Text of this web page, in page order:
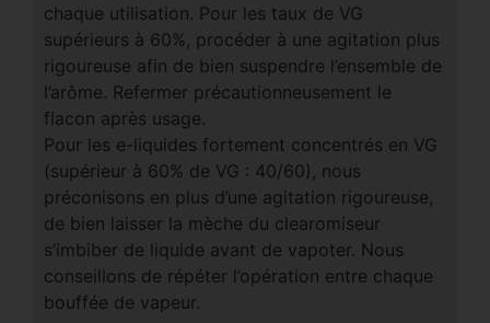
chaque utilisation. Pour les taux de VG
supérieurs à 60%, procéder à une agitation plus
rigoureuse afin de bien suspendre l’ensemble de
l’arôme. Refermer précautionneusement le
flacon après usage.
Pour les e-liquides fortement concentrés en VG
(supérieur à 60% de VG : 40/60), nous
préconisons en plus d’une agitation rigoureuse,
de bien laisser la mèche du clearomiseur
s’imbiber de liquide avant de vapoter. Nous
conseillons de répéter l’opération entre chaque
bouffée de vapeur.